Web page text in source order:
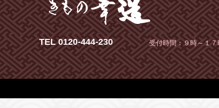
TEL 0120-444-230 受付時間：９時～１